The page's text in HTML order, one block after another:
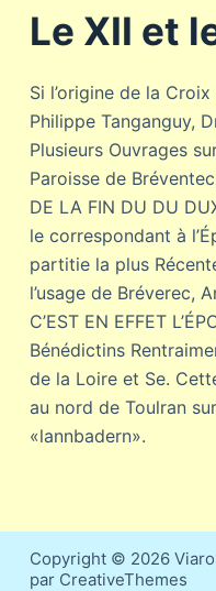
Le XII et
Si l’origine de la
Philippe Tanganguy,
Plusieurs Ouvrages
Paroisse de
DE LA FIN DU DU
le correspondant à
partitie la plus
l’usage de Bréverec,
C’EST EN EFFET
Bénédictins
de la Loire et Se.
au nord de Toulran
«lannbadern».
Copyright © 2026
par CreativeThemes